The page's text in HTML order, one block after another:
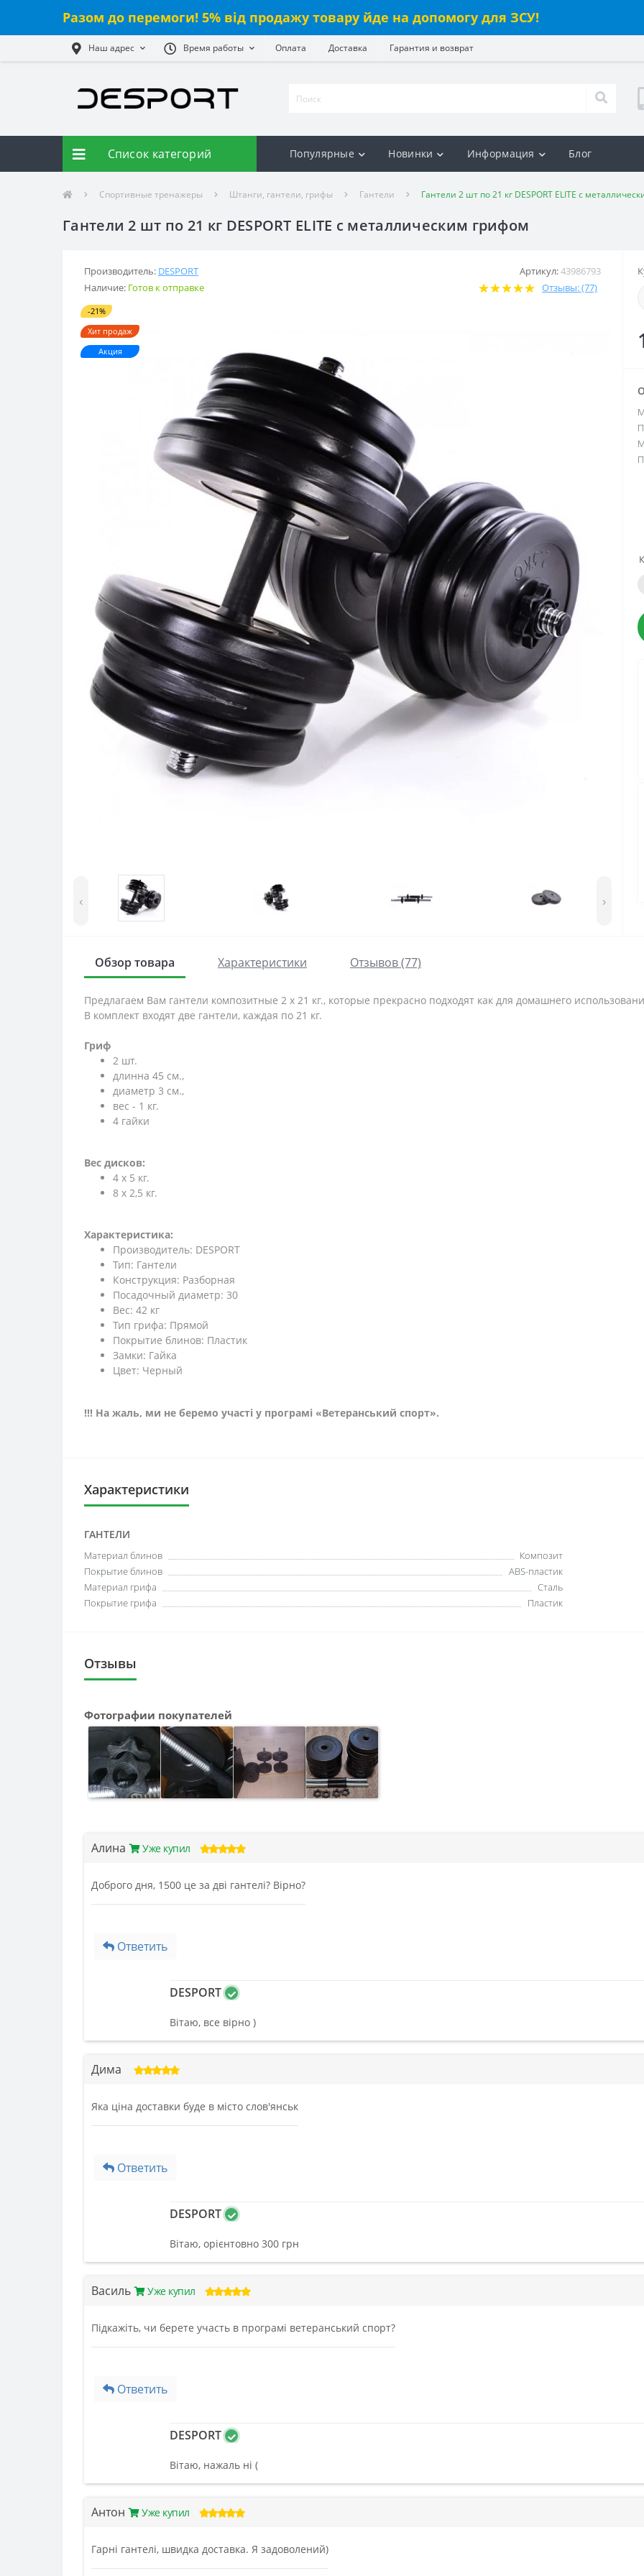
Разом до перемоги! 5% від продажу товару йде на допомогу для ЗСУ!
Наш адрес Время работы Оплата Доставка Гарантия и возврат
Список категорий Популярные Новинки Информация Блог
Спортивные тренажеры Штанги, гантели, грифы Гантели Гантели 2 шт по 21 кг DESPORT ELITE с
Гантели 2 шт по 21 кг DESPORT ELITE с металлическим грифом
Производитель: DESPORT Артикул:43986793
Наличие: Готов к отправке Отзывы: (77)
-21%
Хит продаж
Акция
‹ ›
Обзор товара Характеристики Отзывов (77)
Предлагаем Вам гантели композитные 2 х 21 кг., которые прекрасно подходят как для домашнего
В комплект входят две гантели, каждая по 21 кг.
Гриф
2 шт.
длинна 45 см.,
диаметр 3 см.,
вес - 1 кг.
4 гайки
Вес дисков:
4 x 5 кг.
8 x 2,5 кг.
Характеристика:
Производитель: DESPORT
Тип: Гантели
Конструкция: Разборная
Посадочный диаметр: 30
Вес: 42 кг
Тип грифа: Прямой
Покрытие блинов: Пластик
Замки: Гайка
Цвет: Черный
!!! На жаль, ми не беремо участі у програмі «Ветеранський спорт».
Характеристики
ГАНТЕЛИ
Материал блинов
Композит
Покрытие блинов
ABS-пластик
Материал грифа
Сталь
Покрытие грифа
Пластик
Отзывы
Фотографии покупателей
Алина Уже купил
Доброго дня, 1500 це за дві гантелі? Вірно?
Ответить
DESPORT
Вітаю, все вірно )
Дима
Яка ціна доставки буде в місто слов'янськ
Ответить
DESPORT
Вітаю, орієнтовно 300 грн
Василь Уже купил
Підкажіть, чи берете участь в програмі ветеранський спорт?
Ответить
DESPORT
Вітаю, нажаль ні (
Антон Уже купил
Гарні гантелі, швидка доставка. Я задоволений)